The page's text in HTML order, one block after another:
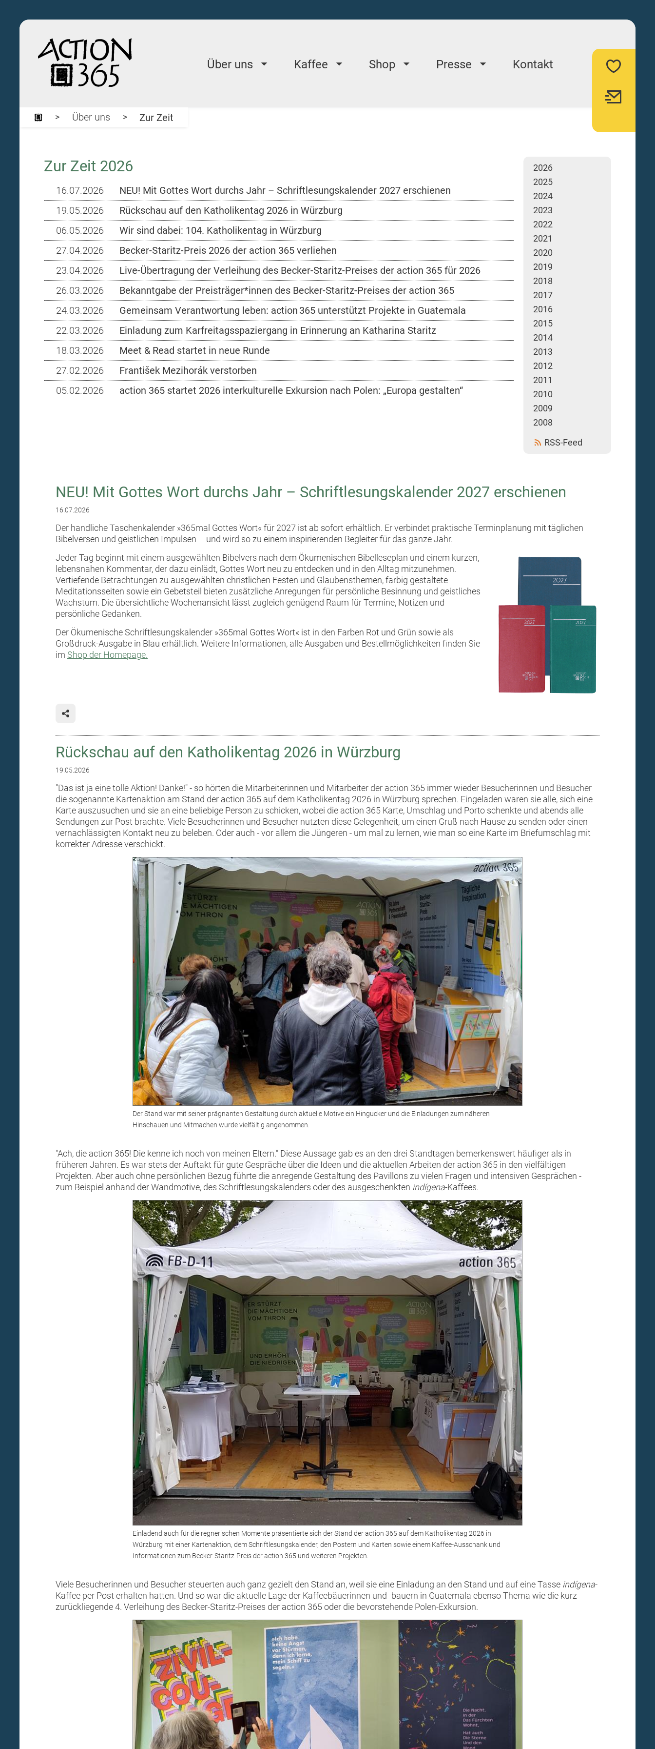
Über uns Kaffee Shop Presse Kontakt
Über uns Zur Zeit
2026
2025
2024
2023
2022
2021
2020
2019
2018
2017
2016
2015
2014
2013
2012
2011
2010
2009
2008
RSS-Feed
Zur Zeit 2026
16.07.2026
NEU! Mit Gottes Wort durchs Jahr – Schriftlesungskalender 2027 erschienen
19.05.2026
Rückschau auf den Katholikentag 2026 in Würzburg
06.05.2026
Wir sind dabei: 104. Katholikentag in Würzburg
27.04.2026
Becker-Staritz-Preis 2026 der action 365 verliehen
23.04.2026
Live-Übertragung der Verleihung des Becker-Staritz-Preises der action 365 für 2026
26.03.2026
Bekanntgabe der Preisträger*innen des Becker-Staritz-Preises der action 365
24.03.2026
Gemeinsam Verantwortung leben: action 365 unterstützt Projekte in Guatemala
22.03.2026
Einladung zum Karfreitagsspaziergang in Erinnerung an Katharina Staritz
18.03.2026
Meet & Read startet in neue Runde
27.02.2026
František Mezihorák verstorben
05.02.2026
action 365 startet 2026 interkulturelle Exkursion nach Polen: „Europa gestalten“
NEU! Mit Gottes Wort durchs Jahr – Schriftlesungskalender 2027 erschienen
16.07.2026
Der handliche Taschenkalender »365mal Gottes Wort« für 2027 ist ab sofort erhältlich. Er verbindet praktische Terminplanung mit täglichen
Bibelversen und geistlichen Impulsen – und wird so zu einem inspirierenden Begleiter für das ganze Jahr.
Jeder Tag beginnt mit einem ausgewählten Bibelvers nach dem Ökumenischen Bibelleseplan und einem kurzen,
lebensnahen Kommentar, der dazu einlädt, Gottes Wort neu zu entdecken und in den Alltag mitzunehmen.
Vertiefende Betrachtungen zu ausgewählten christlichen Festen und Glaubensthemen, farbig gestaltete
Meditationsseiten sowie ein Gebetsteil bieten zusätzliche Anregungen für persönliche Besinnung und geistliches
Wachstum. Die übersichtliche Wochenansicht lässt zugleich genügend Raum für Termine, Notizen und
persönliche Gedanken.
Der Ökumenische Schriftlesungskalender »365mal Gottes Wort« ist in den Farben Rot und Grün sowie als
Großdruck-Ausgabe in Blau erhältlich. Weitere Informationen, alle Ausgaben und Bestellmöglichkeiten finden Sie
im Shop der Homepage.
Rückschau auf den Katholikentag 2026 in Würzburg
19.05.2026
"Das ist ja eine tolle Aktion! Danke!" - so hörten die Mitarbeiterinnen und Mitarbeiter der action 365 immer wieder Besucherinnen und Besucher
die sogenannte Kartenaktion am Stand der action 365 auf dem Katholikentag 2026 in Würzburg sprechen. Eingeladen waren sie alle, sich eine
Karte auszusuchen und sie an eine beliebige Person zu schicken, wobei die action 365 Karte, Umschlag und Porto schenkte und abends alle
Sendungen zur Post brachte. Viele Besucherinnen und Besucher nutzten diese Gelegenheit, um einen Gruß nach Hause zu senden oder einen
vernachlässigten Kontakt neu zu beleben. Oder auch - vor allem die Jüngeren - um mal zu lernen, wie man so eine Karte im Briefumschlag mit
korrekter Adresse verschickt.
Der Stand war mit seiner prägnanten Gestaltung durch aktuelle Motive ein Hingucker und die Einladungen zum näheren
Hinschauen und Mitmachen wurde vielfältig angenommen.
"Ach, die action 365! Die kenne ich noch von meinen Eltern." Diese Aussage gab es an den drei Standtagen bemerkenswert häufiger als in
früheren Jahren. Es war stets der Auftakt für gute Gespräche über die Ideen und die aktuellen Arbeiten der action 365 in den vielfältigen
Projekten. Aber auch ohne persönlichen Bezug führte die anregende Gestaltung des Pavillons zu vielen Fragen und intensiven Gesprächen -
zum Beispiel anhand der Wandmotive, des Schriftlesungskalenders oder des ausgeschenkten indígena-Kaffees.
Einladend auch für die regnerischen Momente präsentierte sich der Stand der action 365 auf dem Katholikentag 2026 in
Würzburg mit einer Kartenaktion, dem Schriftlesungskalender, den Postern und Karten sowie einem Kaffee-Ausschank und
Informationen zum Becker-Staritz-Preis der action 365 und weiteren Projekten.
Viele Besucherinnen und Besucher steuerten auch ganz gezielt den Stand an, weil sie eine Einladung an den Stand und auf eine Tasse indígena-
Kaffee per Post erhalten hatten. Und so war die aktuelle Lage der Kaffeebäuerinnen und -bauern in Guatemala ebenso Thema wie die kurz
zurückliegende 4. Verleihung des Becker-Staritz-Preises der action 365 oder die bevorstehende Polen-Exkursion.